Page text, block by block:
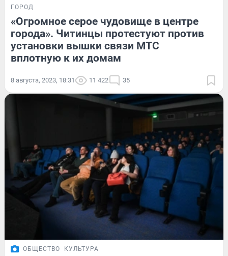
ГОРОД
«Огромное серое чудовище в центре
города». Читинцы протестуют против
установки вышки связи МТС
вплотную к их домам
8 августа, 2023, 18:31 11 422 35
ОБЩЕСТВО КУЛЬТУРА